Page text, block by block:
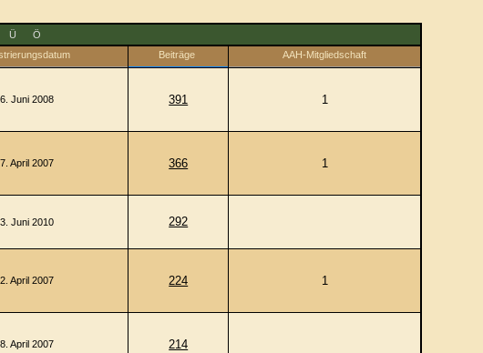
Ü
Ö
Beiträge AAH-Mitgliedschaft
Juni 2008 391 1
April 2007 366 1
Juni 2010 292
April 2007 224 1
April 2007 214